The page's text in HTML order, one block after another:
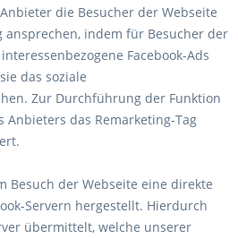
die Besucher der Webseite
indem für Besucher der
Facebook-Ads
das soziale
Zur Durchführung der Funktion
das Remarketing-Tag
Besuch der Webseite eine direkte
Servern hergestellt. Hierdurch
übermittelt, welche unserer